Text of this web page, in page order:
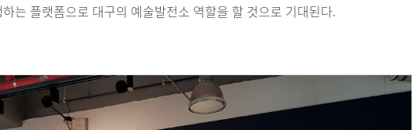
는 플랫폼으로 대구의 예술발전소 역할을 할 것으로 기대된다.